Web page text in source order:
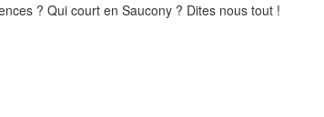
? Qui court en Saucony ? Dites nous tout !